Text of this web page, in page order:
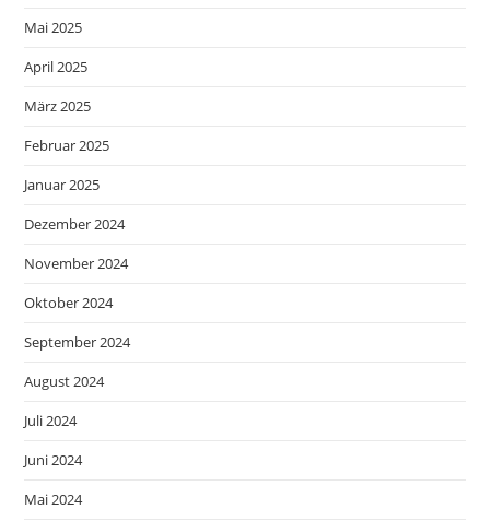
Mai 2025
April 2025
März 2025
Februar 2025
Januar 2025
Dezember 2024
November 2024
Oktober 2024
September 2024
August 2024
Juli 2024
Juni 2024
Mai 2024